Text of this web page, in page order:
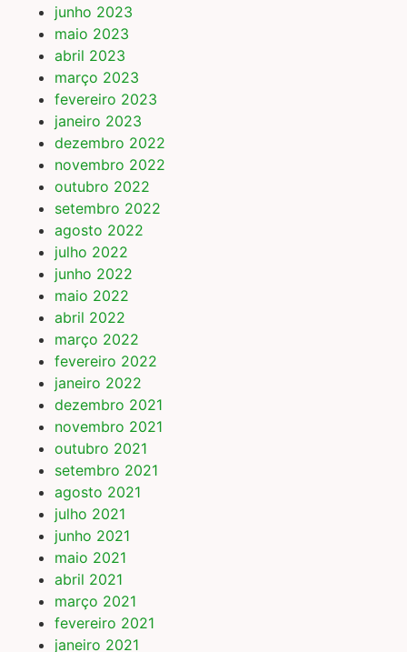
junho 2023
maio 2023
abril 2023
março 2023
fevereiro 2023
janeiro 2023
dezembro 2022
novembro 2022
outubro 2022
setembro 2022
agosto 2022
julho 2022
junho 2022
maio 2022
abril 2022
março 2022
fevereiro 2022
janeiro 2022
dezembro 2021
novembro 2021
outubro 2021
setembro 2021
agosto 2021
julho 2021
junho 2021
maio 2021
abril 2021
março 2021
fevereiro 2021
janeiro 2021